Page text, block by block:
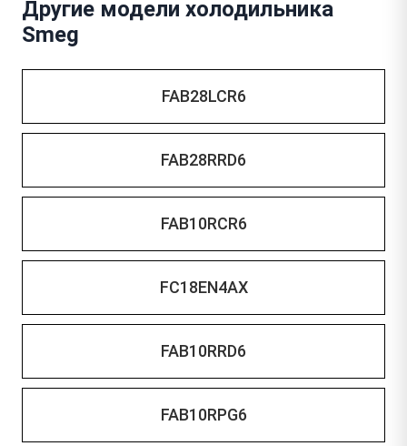
Другие модели холодильника
Smeg
FAB28LCR6
FAB28RRD6
FAB10RCR6
FC18EN4AX
FAB10RRD6
FAB10RPG6